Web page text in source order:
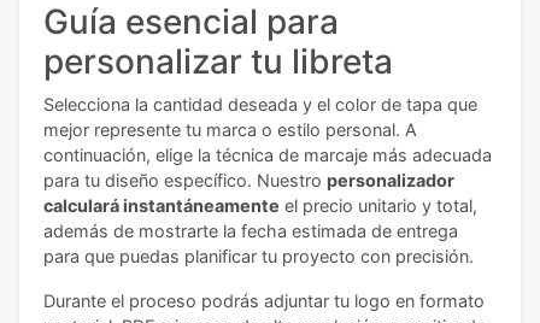
Guía esencial para
personalizar tu libreta
Selecciona la cantidad deseada y el color de tapa que
mejor represente tu marca o estilo personal. A
continuación, elige la técnica de marcaje más adecuada
para tu diseño específico. Nuestro personalizador
calculará instantáneamente el precio unitario y total,
además de mostrarte la fecha estimada de entrega
para que puedas planificar tu proyecto con precisión.
Durante el proceso podrás adjuntar tu logo en formato